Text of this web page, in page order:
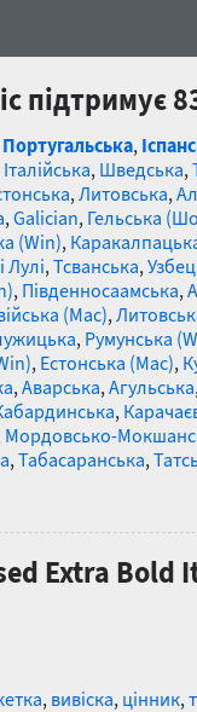
підтримує
Португальська,
Італійська, Шведська,
, Литовська,
, Galician, Гельська
(Win),
Лулі, Тсванська,
, Південносаамська,
(Mac),
, Румунська
, Естонська (Mac),
, Аварська, Агульська,
,
Мордовсько-
, Табасаранська,
Extra Bold
, вивіска, цінник,